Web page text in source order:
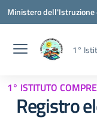
Vai ai contenuti
Vai al menu di navigazione
Vai al footer
Ministero dell'Istruzione
1°
1° ISTITUTO
Registro